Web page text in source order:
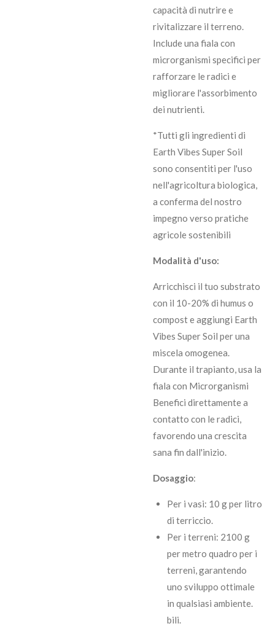
capacità di nutrire e
rivitalizzare il terreno.
Include una fiala con
microrganismi specifici per
rafforzare le radici e
migliorare l'assorbimento
dei nutrienti.
*Tutti gli ingredienti di
Earth Vibes Super Soil
sono consentiti per l'uso
nell'agricoltura biologica,
a conferma del nostro
impegno verso pratiche
agricole sostenibili
Modalità d'uso:
Arricchisci il tuo substrato
con il 10-20% di humus o
compost e aggiungi Earth
Vibes Super Soil per una
miscela omogenea.
Durante il trapianto, usa la
fiala con Microrganismi
Benefici direttamente a
contatto con le radici,
favorendo una crescita
sana fin dall'inizio.
Dosaggio:
Per i vasi: 10 g per litro
di terriccio.
Per i terreni: 2100 g
per metro quadro per i
terreni, garantendo
uno sviluppo ottimale
in qualsiasi ambiente.
bili.